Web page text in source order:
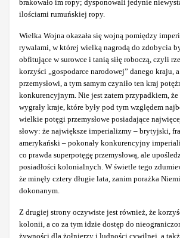
brakowało im ropy; dysponowali jedynie
ilościami rumuńskiej ropy.
Wielka Wojna okazała się wojną pomiędzy
rywalami, w której wielką nagrodą do zdobycia
obfitujące w surowce i tanią siłę roboczą, czyli
korzyści „gospodarce narodowej” danego kraju,
przemysłowi, a tym samym czyniło ten kraj
konkurencyjnym. Nie jest zatem przypadkiem,
wygrały kraje, które były pod tym względem
wielkie potęgi przemysłowe posiadające
słowy: że największe imperializmy – brytyjski,
amerykański – pokonały konkurencyjny
co prawda superpotęgę przemysłową, ale
posiadłości kolonialnych. W świetle tego
że minęły cztery długie lata, zanim porażka
dokonanym.
Z drugiej strony oczywiste jest również, że
kolonii, a co za tym idzie dostęp do
żywności dla żołnierzy i ludności cywilnej, a